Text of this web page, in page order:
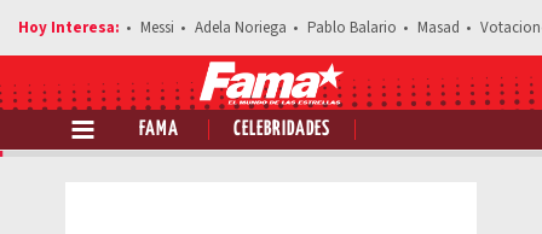
Messi Adela Noriega Pablo Balario Masad
FAMA CELEBRIDADES
Comparte esta noticia